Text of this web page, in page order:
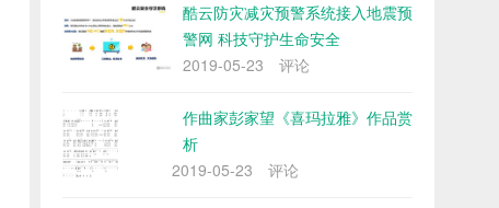
酷云防灾减灾预警系统接入地震预
警网 科技守护生命安全
2019-05-23
评论
作曲家彭家望《喜玛拉雅》作品赏
析
2019-05-23
评论